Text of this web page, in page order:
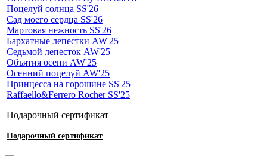
Поцелуй солнца SS'26
Сад моего сердца SS'26
Мартовая нежность SS'26
Бархатные лепестки AW'25
Седьмой лепесток AW'25
Объятия осени AW'25
Осенний поцелуй AW'25
Принцесса на горошине SS'25
Raffaello&Ferrero Rocher SS'25
Подарочный сертификат
Подарочный сертификат